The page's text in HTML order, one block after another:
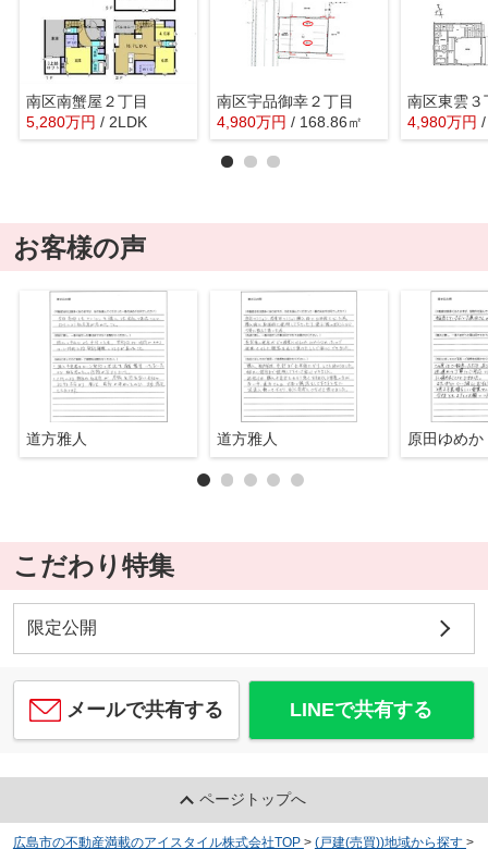
南区南蟹屋２丁目
5,280万円 / 2LDK
南区宇品御幸２丁目
4,980万円 / 168.86㎡
南区東雲３
4,980万円
お客様の声
道方雅人 道方雅人 原田ゆめか
こだわり特集
限定公開
メールで共有する LINEで共有する
ページトップへ
広島市の不動産満載のアイスタイル株式会社TOP > (戸建(売買))地域から探す >